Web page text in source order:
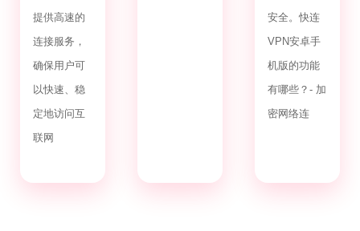
提供高速的
连接服务，
确保用户可
以快速、稳
定地访问互
联网
安全。快连
VPN安卓手
机版的功能
有哪些？- 加
密网络连